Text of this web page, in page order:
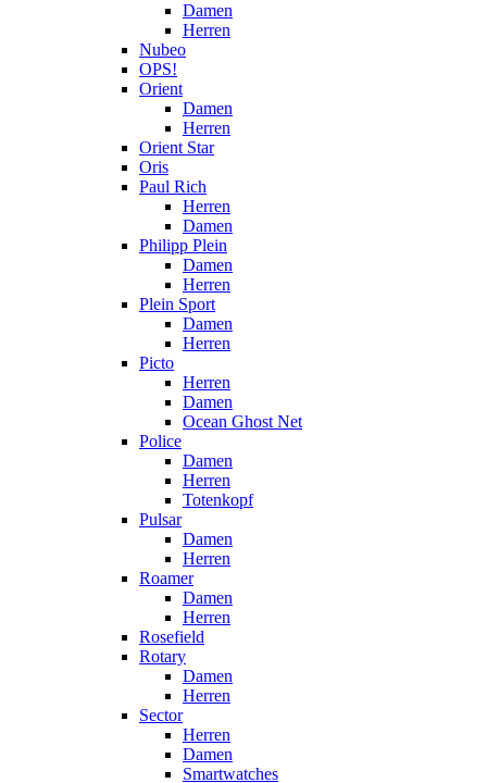
Damen
Herren
Nubeo
OPS!
Orient
Damen
Herren
Orient Star
Oris
Paul Rich
Herren
Damen
Philipp Plein
Damen
Herren
Plein Sport
Damen
Herren
Picto
Herren
Damen
Ocean Ghost Net
Police
Damen
Herren
Totenkopf
Pulsar
Damen
Herren
Roamer
Damen
Herren
Rosefield
Rotary
Damen
Herren
Sector
Herren
Damen
Smartwatches